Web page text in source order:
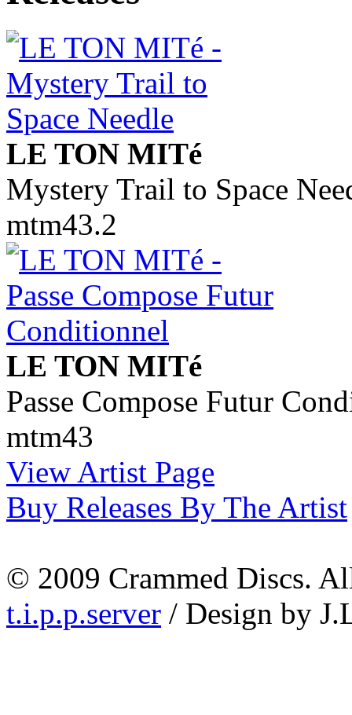
LE TON MITé
Mystery Trail to Space
mtm43.2
LE TON MITé
Passe Compose Futur
mtm43
View Artist Page
Buy Releases By The Artist
© 2009 Crammed Discs.
t.i.p.p.server / Design by